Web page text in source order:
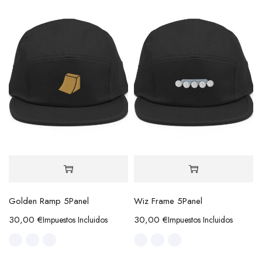
Golden Ramp 5Panel
30,00 €Impuestos Incluidos
Wiz Frame 5Panel
30,00 €Impuestos Incluidos